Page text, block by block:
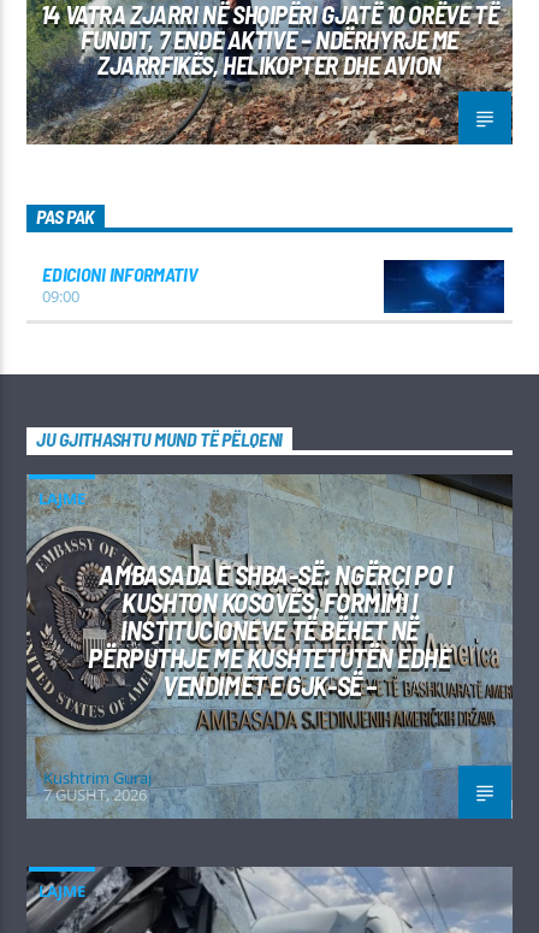
14 VATRA ZJARRI NË SHQIPËRI GJATË 10 ORËVE TË
FUNDIT, 7 ENDE AKTIVE – NDËRHYRJE ME
ZJARRFIKËS, HELIKOPTER DHE AVION
PAS PAK
EDICIONI INFORMATIV
09:00
JU GJITHASHTU MUND TË PËLQENI
LAJME
AMBASADA E SHBA-SË: NGËRÇI PO I
KUSHTON KOSOVËS, FORMIMI I
INSTITUCIONEVE TË BËHET NË
PËRPUTHJE ME KUSHTETUTËN EDHE
VENDIMET E GJK-SË –
Kushtrim Guraj
7 GUSHT, 2026
LAJME